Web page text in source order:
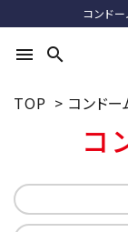
コンド
menu search
ACCOUNT
ようこそ ゲスト 様
TOP > コンドー
コ